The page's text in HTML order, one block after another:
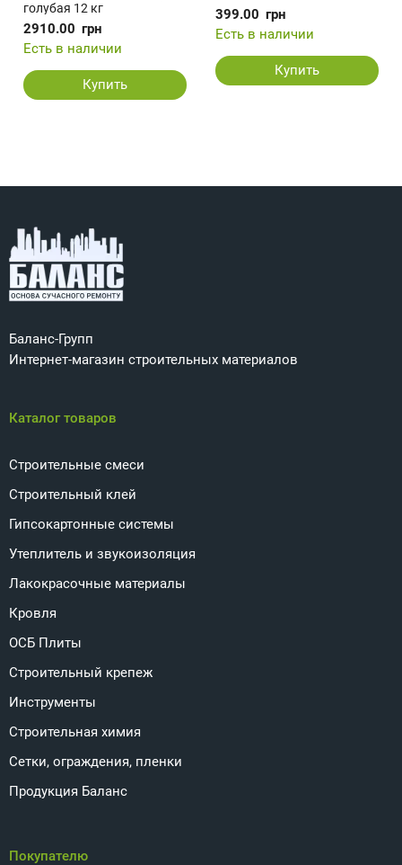
голубая 12 кг
2910.00 грн
Есть в наличии
Купить
399.00 грн
Есть в наличии
Купить
Баланс-Групп
Интернет-магазин строительных материалов
Каталог товаров
Строительные смеси
Строительный клей
Гипсокартонные системы
Утеплитель и звукоизоляция
Лакокрасочные материалы
Кровля
ОСБ Плиты
Строительный крепеж
Инструменты
Строительная химия
Сетки, ограждения, пленки
Продукция Баланс
Покупателю